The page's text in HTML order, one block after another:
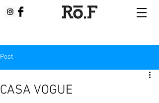
Post
CASA VOGUE